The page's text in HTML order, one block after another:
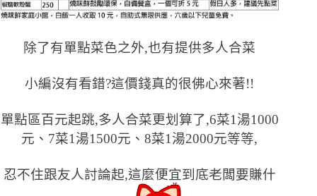
除了有單點菜色之外,也有提供多人合菜
小編沒有看錯?這價錢真的很佛心來著!!
單點區百元起跳,多人合菜更划算了,6菜1湯1000
元、7菜1湯1500元、8菜1湯2000元等等,
忍不住跟友人討論起,這麼便宜到底老闆要賺什